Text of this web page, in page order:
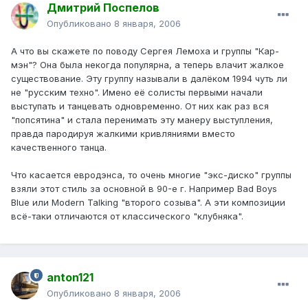
Дмитрий Поспелов
Опубликовано 8 января, 2006
А что вы скажете по поводу Сергея Лемоха и группы "Кар-
мэн"? Она была некогда популярна, а теперь влачит жалкое
существование. Эту группу называли в далёком 1994 чуть ли
не "русским техно". Имено её солисты первыми начали
выступать и танцевать одновременно. От них как раз вся
"попсятина" и стала перенимать эту манеру выступления,
правда пародируя жалкими кривляниями вместо
качественного танца.
Что касается евродэнса, то очень многие "экс-диско" группы
взяли этот стиль за основной в 90-е г. Например Bad Boys
Вlue или Modern Talking "второго созыва". А эти композиции
всё-таки отличаются от классического "клубняка".
anton121
Опубликовано 8 января, 2006